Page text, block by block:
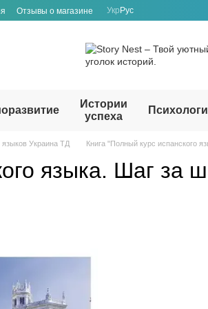
Отзывы о магазине Укр Рус
Истории
успеха
Украина ТД Книга "Полный курс испанского
языка. Шаг за